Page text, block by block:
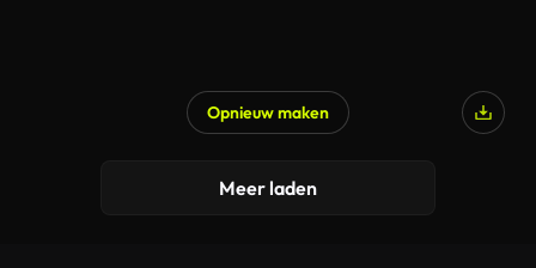
Opnieuw maken
Meer laden